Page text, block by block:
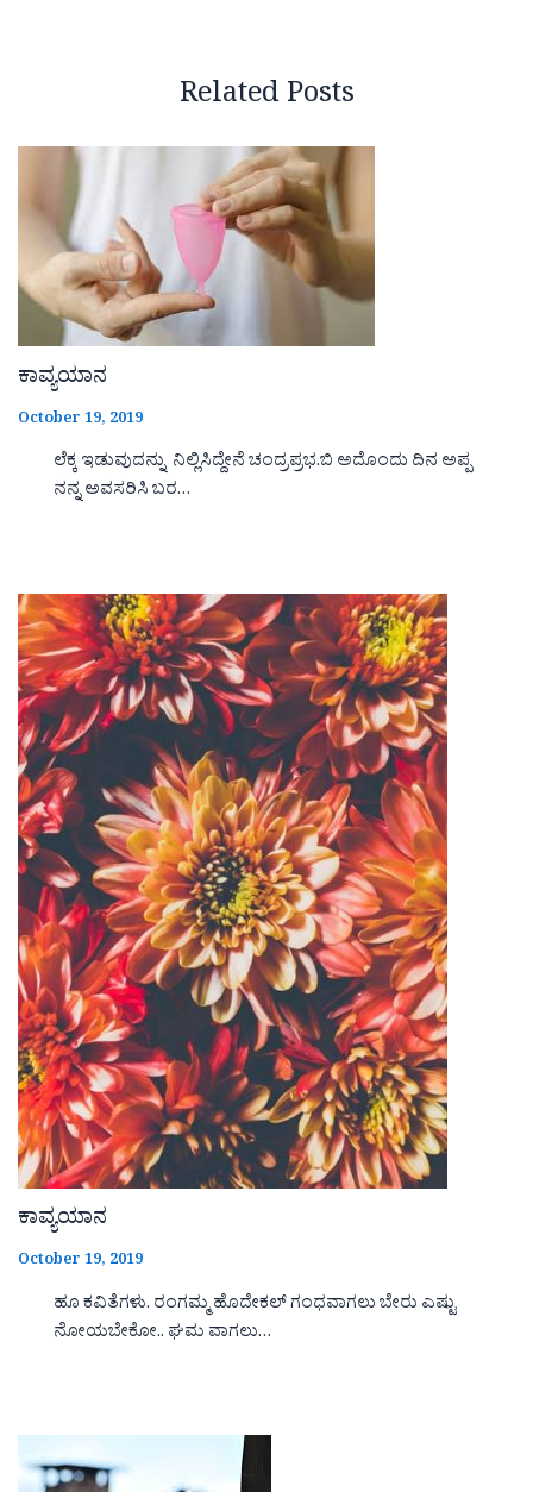
Related Posts
ಕಾವ್ಯಯಾನ
October 19, 2019
ಲೆಕ್ಕ ಇಡುವುದನ್ನು ನಿಲ್ಲಿಸಿದ್ದೇನೆ ಚಂದ್ರಪ್ರಭ.ಬಿ ಅದೊಂದು ದಿನ ಅಪ್ಪ
ನನ್ನ ಅವಸರಿಸಿ ಬರ…
ಕಾವ್ಯಯಾನ
October 19, 2019
ಹೂ ಕವಿತೆಗಳು. ರಂಗಮ್ಮ ಹೊದೇಕಲ್ ಗಂಧವಾಗಲು ಬೇರು ಎಷ್ಟು
ನೋಯಬೇಕೋ.. ಘಮ ವಾಗಲು…